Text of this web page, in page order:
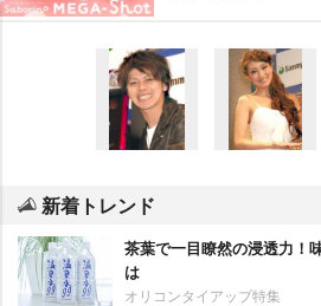
新着トレンド
茶葉で一目瞭然の浸透力！
は
オリコンタイアップ特集